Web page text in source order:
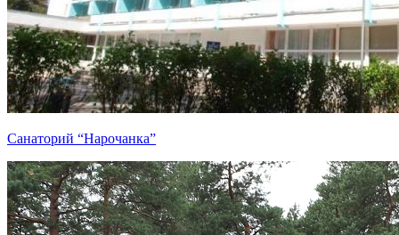
Санаторий “Нарочанка”